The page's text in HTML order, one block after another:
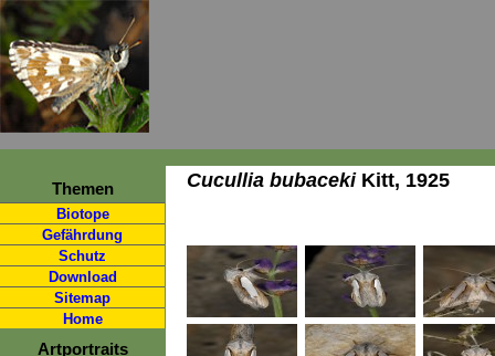
Themen
Biotope
Gefährdung
Schutz
Download
Sitemap
Home
Artportraits
Cucullia bubacekiKitt, 1925